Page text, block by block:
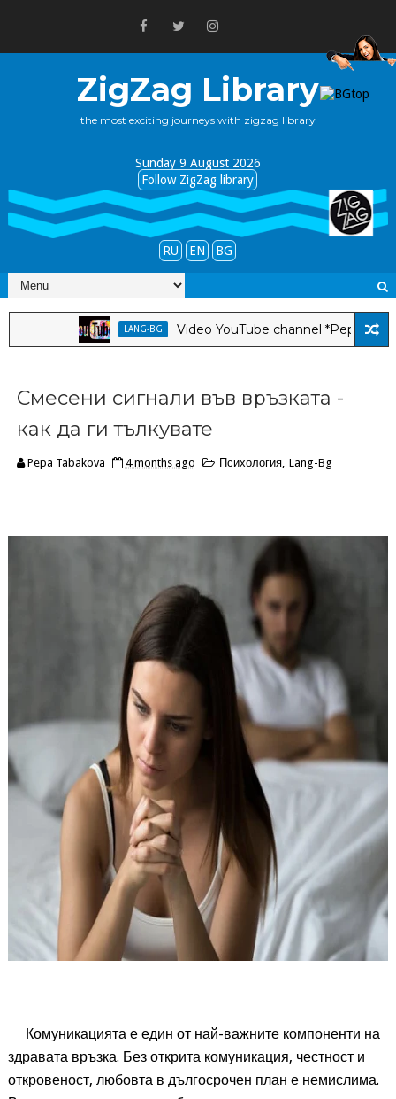
ZigZag Library
the most exciting journeys with zigzag library
Sunday 9 August 2026
Follow ZigZag library
RU EN BG
LANG-BG Video YouTube channel *Pepa
Смесени сигнали във връзката -
как да ги тълкувате
Pepa Tabakova 4 months ago Психология, Lang-Bg
Комуникацията е един от най-важните компоненти на
здравата връзка. Без открита комуникация, честност и
откровеност, любовта в дългосрочен план е немислима.